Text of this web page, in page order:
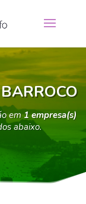
em1 empresa(s)
abaixo.